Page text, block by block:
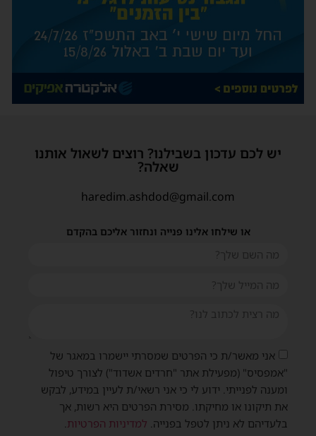
יש לכם עדכון בשבילנו? רוצים לשאול אותנו
שאלה?
haredim.ashdod@gmail.com
או שילחו אלינו פנייה ונחזור אליכם בהקדם
אני מאשר/ת כי הפרטים שמסרתי יישמרו במאגר של
"אמפסיס" (מפעילת אתר "חרדים אשדוד") לצורך טיפול
ומענה לפנייתי. ידוע לי כי אני רשאי/ת לעיין במידע, לבקש
את תיקונו או מחיקתו. מסירת הפרטים היא רשות, אך
בלעדיהם לא ניתן לטפל בפנייה.למדיניות הפרטיות.